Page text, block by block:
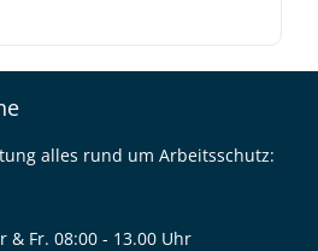
alles rund um Arbeitsschutz:
& Fr. 08:00 - 13.00 Uhr